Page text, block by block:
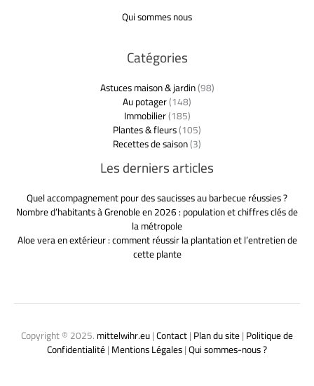
Qui sommes nous
Catégories
Astuces maison & jardin(98)
Au potager(148)
Immobilier(185)
Plantes & fleurs(105)
Recettes de saison(3)
Les derniers articles
Quel accompagnement pour des saucisses au barbecue réussies ?
Nombre d’habitants à Grenoble en 2026 : population et chiffres clés de
la métropole
Aloe vera en extérieur : comment réussir la plantation et l’entretien de
cette plante
Copyright © 2025.mittelwihr.eu|Contact|Plan du site|Politique de
Confidentialité|Mentions Légales|Qui sommes-nous ?